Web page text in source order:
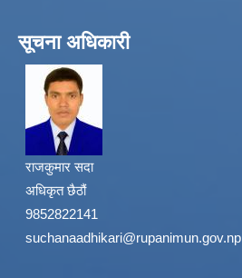
सूचना अधिकारी
राजकुमार सदा
अधिकृत छैठौं
9852822141
suchanaadhikari@rupanimun.gov.np